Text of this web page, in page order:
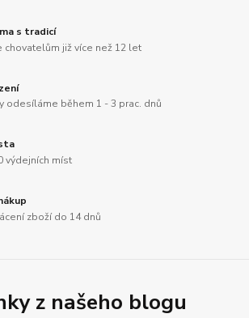
s tradicí
chovatelům již více než 12 let
odesíláme během 1 - 3 prac. dnů
výdejních míst
zboží do 14 dnů
z našeho blogu